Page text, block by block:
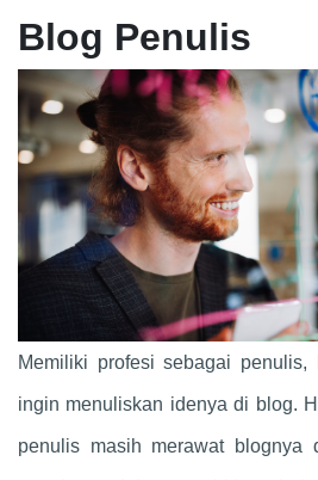
Blog Penulis
Memiliki profesi sebagai penulis,
ingin menuliskan idenya di blog.
penulis masih merawat blognya